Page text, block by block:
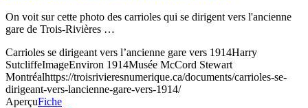
On voit sur cette photo des carrioles qui se dirigent vers l'ancienne
gare de Trois-Rivières …
Carrioles se dirigeant vers l’ancienne gare vers 1914Harry
SutcliffeImageEnviron 1914Musée McCord Stewart
Montréalhttps://troisrivieresnumerique.ca/documents/carrioles-se-
dirigeant-vers-lancienne-gare-vers-1914/
AperçuFiche